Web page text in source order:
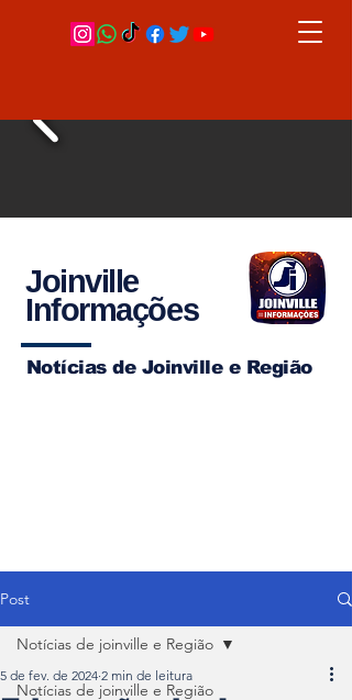
Joinville
Informações
Notícias de Joinville e Região
Post
Notícias de joinville e Região
Notícias de joinville e Região
5 de fev. de 2024 2 min de leitura